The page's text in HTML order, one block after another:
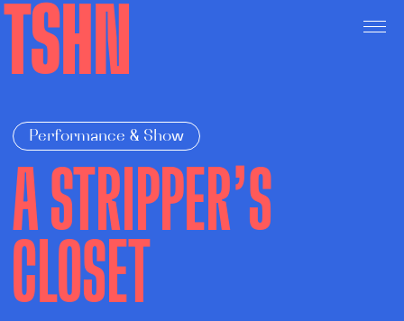
TSHN
Performance & Show
A STRIPPER’S
CLOSET